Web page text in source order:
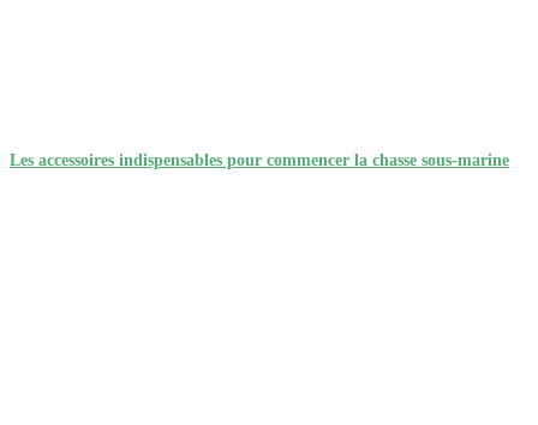
Les accessoires indispensables pour commencer la chasse sous-marine